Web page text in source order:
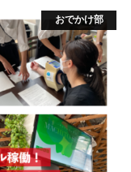
おでかけ部